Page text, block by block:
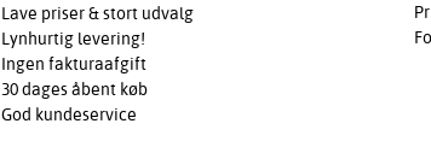
Lave priser & stort udvalg
Lynhurtig levering!
Ingen fakturaafgift
30 dages åbent køb
God kundeservice